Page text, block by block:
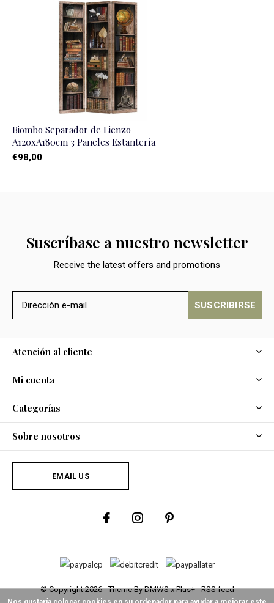
Biombo Separador de Lienzo
A120xA180cm 3 Paneles Estanterí­a
€98,00
Suscríbase a nuestro newsletter
Receive the latest offers and promotions
SUSCRIBIRSE
Atención al cliente
Mi cuenta
Categorías
Sobre nosotros
EMAIL US
© Copyright2026- Theme ByDMWSxPlus+-RSS feed